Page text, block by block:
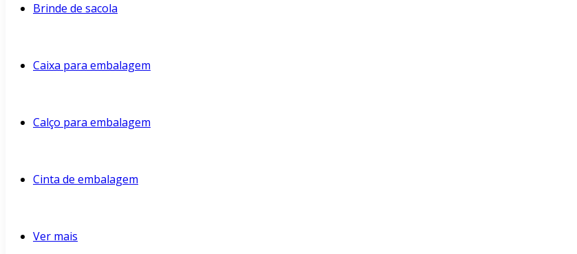
Brinde de sacola
Caixa para embalagem
Calço para embalagem
Cinta de embalagem
Ver mais